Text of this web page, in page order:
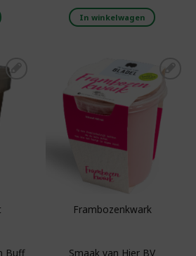
In winkelwagen
aan
Buff
Toevoegen aan
boodschappenlijst
Frambozenkwark
Smaak van Hier BV